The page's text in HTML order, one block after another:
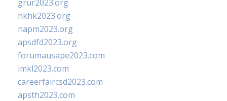
grur2023.org
hkhk2023.org
napm2023.org
apsdfd2023.org
forumausape2023.com
imkl2023.com
careerfaircsd2023.com
apsth2023.com